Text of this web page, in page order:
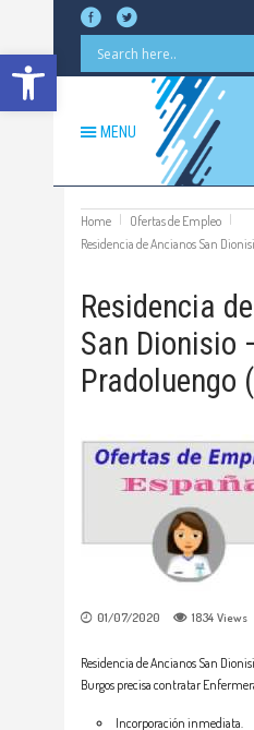
Abrir barra de herramientas
MENU
Home
Ofertas de Empleo
Residencia de Ancianos San
Residencia
San Dionisio
Pradoluengo
01/07/2020 1834 Views
Residencia de Ancianos San
Burgos precisa contratar
Incorporación inmediata.